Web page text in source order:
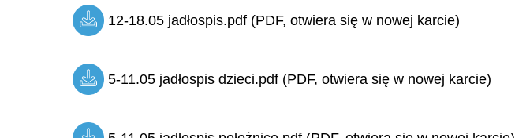
12-18.05 jadłospis.pdf (PDF, otwiera się w nowej karcie)
5-11.05 jadłospis dzieci.pdf (PDF, otwiera się w nowej karcie)